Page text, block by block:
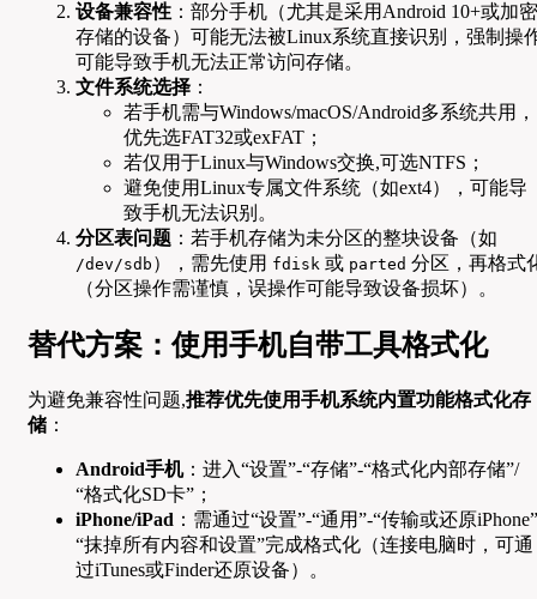
设备兼容性 ：部分手机（尤其是采用Android 10+或加密
存储的设备）可能无法被Linux系统直接识别，强制操
可能导致手机无法正常访问存储。
文件系统选择 ：
若手机需与Windows/macOS/Android多系统共用，
优先选FAT32或exFAT；
若仅用于Linux与Windows交换,可选NTFS；
避免使用Linux专属文件系统（如ext4），可能导
致手机无法识别。
分区表问题 ：若手机存储为未分区的整块设备（如
/dev/sdb ），需先使用 fdisk 或 parted 分区，再格式
（分区操作需谨慎，误操作可能导致设备损坏）。
替代方案：使用手机自带工具格式化
为避免兼容性问题,推荐优先使用手机系统内置功能格式化存
储 ：
Android手机：进入“设置”-“存储”-“格式化内部存储”/
“格式化SD卡”；
iPhone/iPad ：需通过“设置”-“通用”-“传输或还原
“抹掉所有内容和设置”完成格式化（连接电脑时，可通
过iTunes或Finder还原设备）。